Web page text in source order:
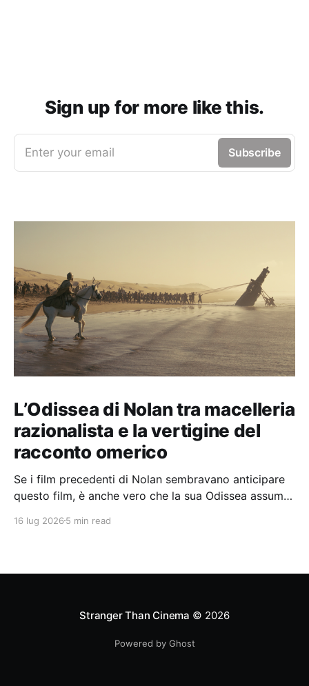
Sign up for more like this.
Enter your email Subscribe
L’Odissea di Nolan tra macelleria
razionalista e la vertigine del
racconto omerico
Se i film precedenti di Nolan sembravano anticipare
questo film, è anche vero che la sua Odissea assume
16 lug 2026 5 min read
Stranger Than Cinema © 2026
Powered by Ghost